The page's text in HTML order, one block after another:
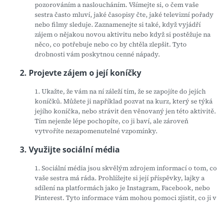
pozorováním a nasloucháním. Všímejte si, o čem vaše
sestra často mluví, jaké časopisy čte, jaké televizní pořady
nebo filmy sleduje. Zaznamenejte si také, když vyjádří
zájem o nějakou novou aktivitu nebo když si postěžuje na
něco, co potřebuje nebo co by chtěla zlepšit. Tyto
drobnosti vám poskytnou cenné nápady.
2. Projevte zájem o její koníčky
1. Ukažte, že vám na ní záleží tím, že se zapojíte do jejích
koníčků. Můžete ji například pozvat na kurz, který se týká
jejího koníčka, nebo strávit den věnovaný jen této aktivitě.
Tím nejenže lépe pochopíte, co ji baví, ale zároveň
vytvoříte nezapomenutelné vzpomínky.
3. Využijte sociální média
1. Sociální média jsou skvělým zdrojem informací o tom, co
vaše sestra má ráda. Prohlížejte si její příspěvky, lajky a
sdílení na platformách jako je Instagram, Facebook, nebo
Pinterest. Tyto informace vám mohou pomoci zjistit, co ji v